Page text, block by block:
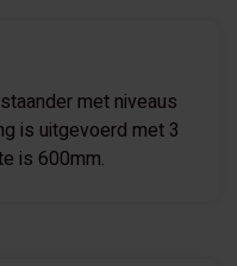
met niveaus
is uitgevoerd met 3
is 600mm.